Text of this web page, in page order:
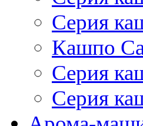
Серия
Кашпо
Серия
Серия